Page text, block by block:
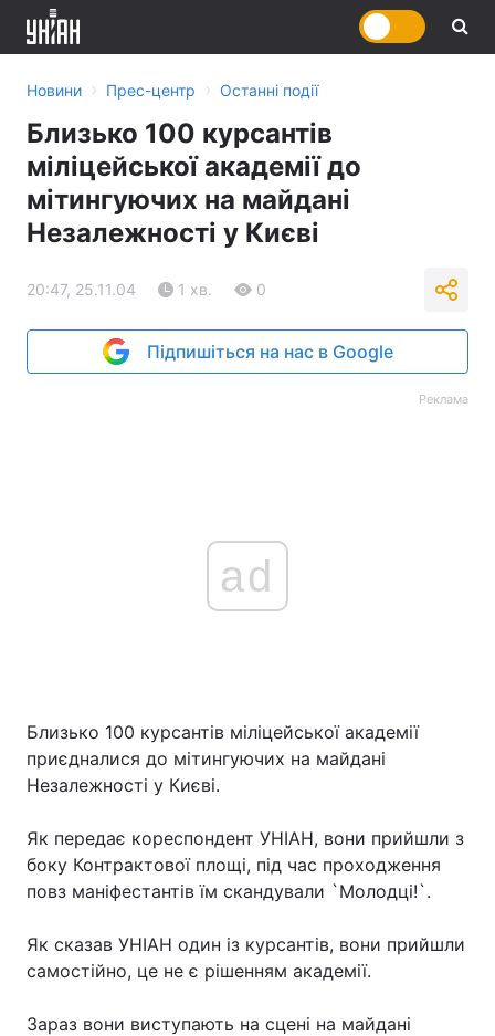
Новини › Прес-центр › Останні події
Близько 100 курсантів
міліцейської академії до
мітингуючих на майдані
Незалежності у Києві
20:47, 25.11.04 1 хв. 0
Підпишіться на нас в Google
Реклама
ad
Близько 100 курсантів міліцейської академії
приєдналися до мітингуючих на майдані
Незалежності у Києві.
Як передає кореспондент УНІАН, вони прийшли з
боку Контрактової площі, під час проходження
повз маніфестантів їм скандували `Молодці!`.
Як сказав УНІАН один із курсантів, вони прийшли
самостійно, це не є рішенням академії.
Зараз вони виступають на сцені на майдані